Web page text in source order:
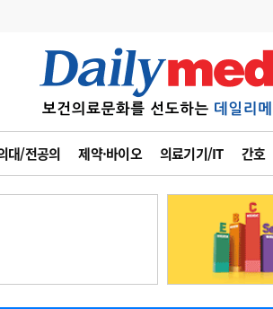
대/전공의 제약·바이오 의료기기/IT 간호
6
관리급여 실
지필공 지원책
수련환경 개
의과대학 입
사고
수첩
~2026-08-31
채용시까지